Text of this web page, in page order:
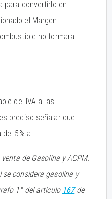
para convertirlo en
el Margen
no formara
del IVA a las
preciso señalar que
5% a:
de Gasolina y ACPM.
considera gasolina y
1° del artículo 167de